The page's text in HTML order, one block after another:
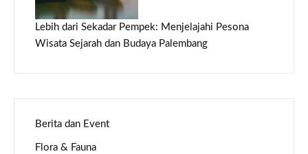
Lebih dari Sekadar Pempek: Menjelajahi Pesona
Wisata Sejarah dan Budaya Palembang
Berita dan Event
Flora & Fauna